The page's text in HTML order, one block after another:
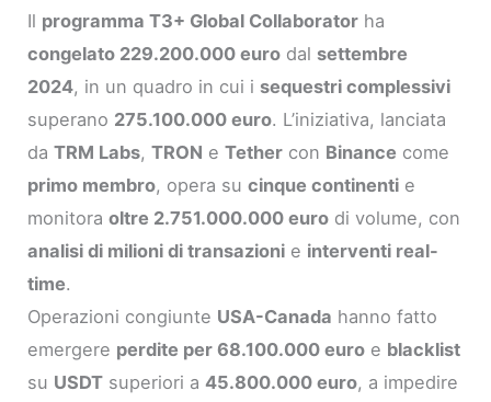
Il programma T3+ Global Collaborator ha
congelato 229.200.000 euro dal settembre
2024, in un quadro in cui i sequestri complessivi
superano 275.100.000 euro. L’iniziativa, lanciata
daTRM Labs,TRON eTether con Binance come
primo membro, opera sucinque continenti e
monitoraoltre 2.751.000.000 euro di volume, con
analisi di milioni di transazioni e interventi real-
time.
Operazioni congiunte USA-Canada hanno fatto
emergere perdite per 68.100.000 euro e blacklist
su USDT superiori a45.800.000 euro, a impedire